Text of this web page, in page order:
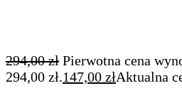
294,00zł Pierwotna cena
294,00 zł.147,00 złAktualna